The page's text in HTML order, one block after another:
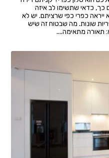
כך, כדאי שתשימו לב איזה
כפרי כפי שרציתם. יש לא
שונות. מה שבטוח זה שיש
תאורה מתאימה....